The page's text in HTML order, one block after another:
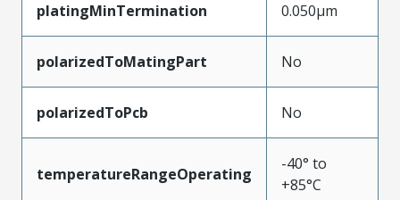
platingMinTermination 0.050µm
polarizedToMatingPart No
polarizedToPcb No
temperatureRangeOperating
-40° to
+85°C